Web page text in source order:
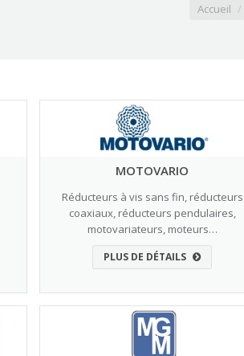
Accueil
MOTOVARIO
Réducteurs à vis sans fin, réducteurs
coaxiaux, réducteurs pendulaires,
motovariateurs, moteurs…
PLUS DE DÉTAILS